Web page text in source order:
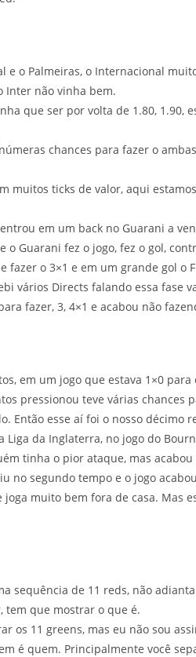
e o Palmeiras, o Internacional
Inter não vinha bem.
que ser por volta de 1.80, 1.90,
chances para fazer o
muitos ticks de valor, aqui
em um back no Guarani a
o Guarani fez o jogo, fez o gol,
fazer o 3×1 e em um grande gol o
vários Directs falando essa fase
fazer, 3, 4×1 e acabou não
em um jogo que estava 1×0
pressionou teve várias chances
Então esse aí foi o nosso décimo
Liga da Inglaterra, no jogo do
tinha o pior ataque, mas
no segundo tempo e o jogo
muito bem fora de casa. Mas
sequência de 11 reds, não
que mostrar o que é.
os 11 greens, mas eu não sou
é quem. Principalmente você